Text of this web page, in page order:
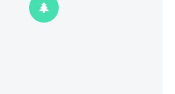

